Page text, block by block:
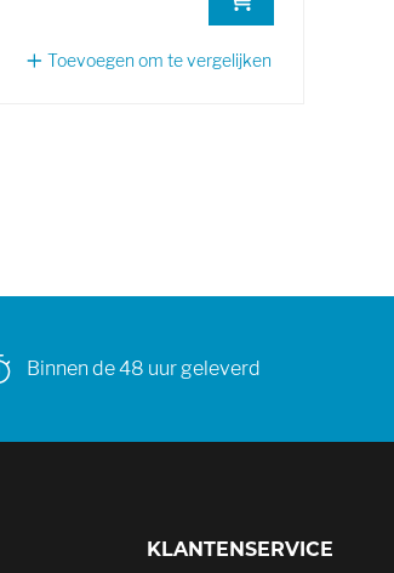
Toevoegen om te vergelijken
Binnen de 48 uur geleverd
KLANTENSERVICE